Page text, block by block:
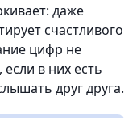
даже
счастливого
цифр не
в них есть
друг друга.